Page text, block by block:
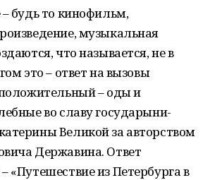
будь то кинофильм,
музыкальная
что называется, не в
это – ответ на вызовы
– оды и
во славу государыни-
Великой за авторством
Державина. Ответ
«Путешествие из Петербурга в